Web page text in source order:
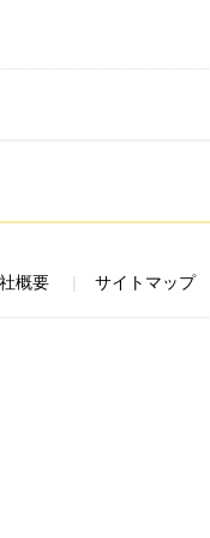
概要 サイトマップ